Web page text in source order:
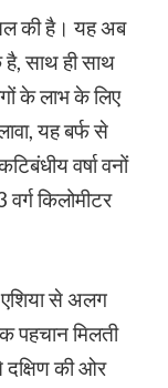
की है। यह अब
है, साथ ही साथ
के लाभ के लिए
यह बर्फ से
वर्षा वनों
किलोमीटर
से अलग
पहचान मिलती
की ओर